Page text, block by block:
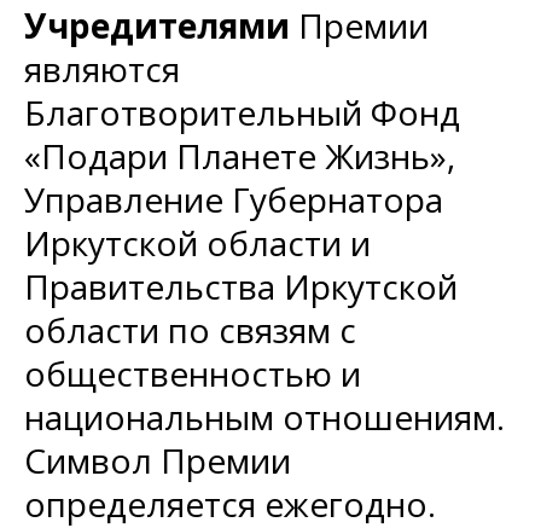
Учредителями Премии
являются
Благотворительный Фонд
«Подари Планете Жизнь»,
Управление Губернатора
Иркутской области и
Правительства Иркутской
области по связям с
общественностью и
национальным отношениям.
Символ Премии
определяется ежегодно.